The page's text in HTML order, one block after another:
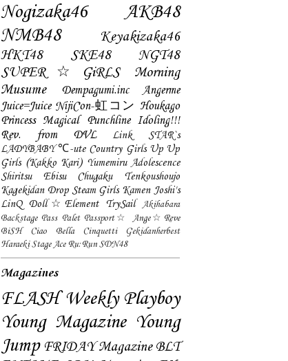
Nogizaka46
AKB48
NMB48
Keyakizaka46
HKT48
SKE48
NGT48
SUPER☆GiRLS
Morning
Musume
Dempagumi.inc
Angerme
Juice=Juice NijiCon-虹コン Houkago
Princess Magical Punchline Idoling!!!
Rev. from DVL
Link STAR`s
LADYBABY ℃-ute Country Girls Up Up
Girls (Kakko Kari) Yumemiru Adolescence
Shiritsu Ebisu Chugaku
Tenkoushoujo
Kagekidan Drop Steam Girls Kamen Joshi's
LinQ Doll☆Element TrySail
Akihabara
Backstage Pass Palet Passport☆
Ange☆Reve
BiSH
Ciao Bella Cinquetti
Gekidanherbest
Haraeki Stage Ace Ru:Run SDN48
Magazines
FLASH Weekly Playboy
Young Magazine Young
Jump FRIDAY Magazine BLT